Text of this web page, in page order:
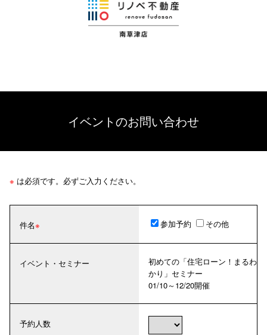
イベントのお問い合わせ
※ は必須です。必ずご入力ください。
件名 参加予約 その他
イベント・セミナー
初めての「住宅ローン！まるわ
かり」セミナー
01/10～12/20開催
予約人数